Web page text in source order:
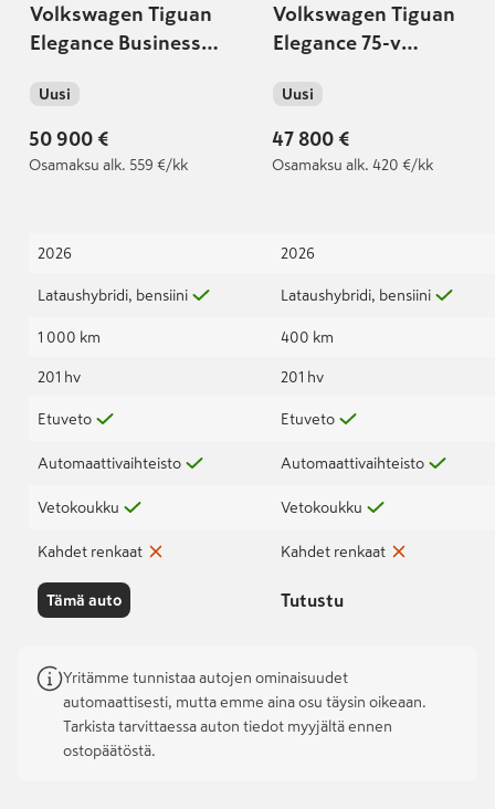
Volkswagen Tiguan
Elegance Business
automaatti | Takuu 5
vuotta / 100 000 km
Uusi
50 900 €
Osamaksu alk. 559 €/kk
2026
Lataushybridi, bensiini
1 000 km
201 hv
Etuveto
Automaattivaihteisto
Vetokoukku
Kahdet renkaat
Tämä auto
Volkswagen Tiguan
Elegance 75-v
kW DSG-automaatti |
Korko 2,49%+kulut |
Uusi
47 800 €
Osamaksu alk. 420 €/kk
2026
Lataushybridi, bensiini
400 km
201 hv
Etuveto
Automaattivaihteisto
Vetokoukku
Kahdet renkaat
Tutustu
Yritämme tunnistaa autojen ominaisuudet
automaattisesti, mutta emme aina osu täysin oikeaan.
Tarkista tarvittaessa auton tiedot myyjältä ennen
ostopäätöstä.